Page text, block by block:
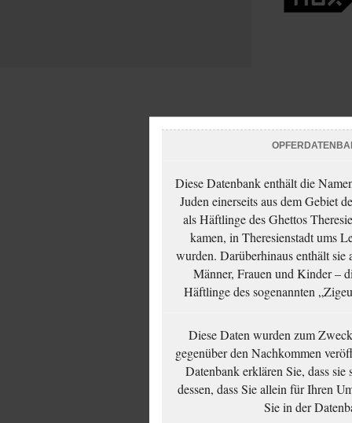
Diese Datenbank enthält die
Juden einerseits aus dem Gebiet
als Häftlinge des Ghettos
kamen, in Theresienstadt ums
wurden. Darüberhinaus enthält
Männer, Frauen und Kinder –
Häftlinge des sogenannten
Diese Daten wurden zum
gegenüber den Nachkommen
Datenbank erklären Sie, dass sie
dessen, dass Sie allein für Ihren
Sie in der